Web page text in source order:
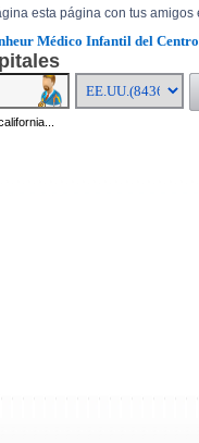
Médico Infantil del Centro
esta página con tus amigos